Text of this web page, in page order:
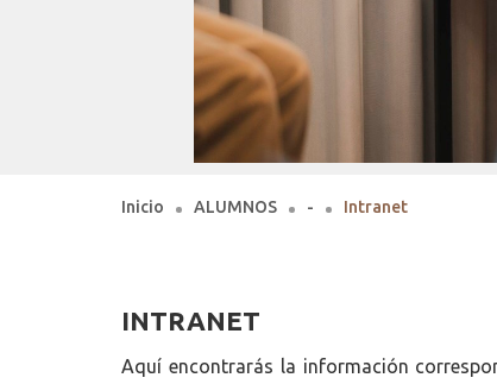
Inicio ALUMNOS - Intranet
INTRANET
Aquí encontrarás la información